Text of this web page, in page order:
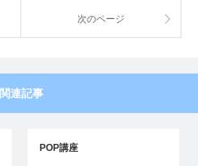
次のページ
関連記事
POP講座